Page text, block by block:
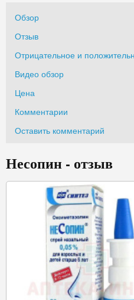
Обзор
Отзыв
Отрицательное и
Видео обзор
Цена
Комментарии
Оставить комментарий
Несопин - отзыв